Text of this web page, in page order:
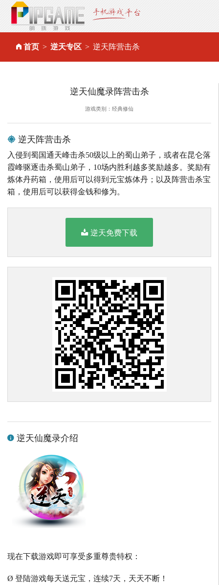
首页 逆天专区 逆天阵营击杀
逆天仙魔录阵营击杀
游戏类别：经典修仙
逆天阵营击杀
入侵到蜀国通天峰击杀50级以上的蜀山弟子，或者在昆仑落
霞峰驱逐击杀蜀山弟子，10场内胜利越多奖励越多。奖励有
炼体丹药箱，使用后可以得到元宝炼体丹；以及阵营击杀宝
箱，使用后可以获得金钱和修为。
逆天免费下载
逆天仙魔录介绍
现在下载游戏即可享受多重尊贵特权：
Ø 登陆游戏每天送元宝，连续7天，天天不断！